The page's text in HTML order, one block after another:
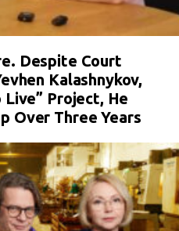
Despite Court
Kalashnykov,
Live” Project, He
Over Three Years